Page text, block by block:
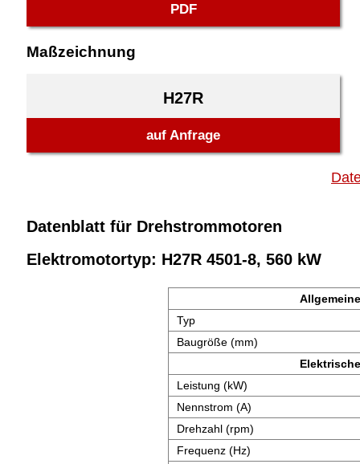
PDF
Maßzeichnung
H27R
auf Anfrage
Datenblatt für Drehstrommotoren
Elektromotortyp: H27R 4501-8, 560 kW
Typ
Baugröße (mm)
Leistung (kW)
Nennstrom (A)
Drehzahl (rpm)
Frequenz (Hz)